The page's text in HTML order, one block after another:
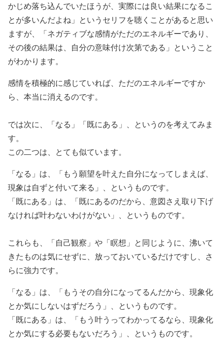
かじめ落ち込んでいたほうが、実際には良い結果になるこ
とが多いんだよね」というセリフを聴くことがあると思い
ますが、「ネガティブな感情がただのエネルギーであり、
その後の結果は、自分の意味付け次第である」ということ
がわかります。
感情を積極的に感じていれば、ただのエネルギーですか
ら、本当に消えるのです。
では次に、「なる」「既にある」、というのを考えてみま
す。
この二つは、とても似ています。
「なる」は、「もう願望を叶えた自分になってしまえば、
現象は自ずと付いて来る」、というものです。
「既にある」は、「既にあるのだから、意図さえ取り下げ
なければ叶わないわけがない」、というものです。
これらも、「自己観察」や「瞑想」と同じように、沸いて
きたものは気にせずに、放っておいているだけですし、さ
らに強力です。
「なる」は、「もうその自分になってるんだから、現象化
とか気にしないはずだろう」、というものです。
「既にある」は、「もう叶うってわかってるなら、現象化
とか気にする必要もないだろう」、というものです。